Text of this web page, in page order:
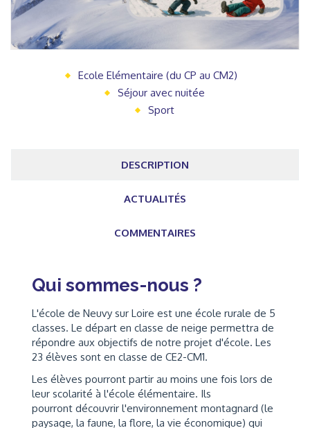
Ecole Elémentaire (du CP au CM2)
Séjour avec nuitée
Sport
DESCRIPTION
ACTUALITÉS
COMMENTAIRES
Qui sommes-nous ?
L'école de Neuvy sur Loire est une école rurale de 5
classes. Le départ en classe de neige permettra de
répondre aux objectifs de notre projet d'école. Les
23 élèves sont en classe de CE2-CM1.
Les élèves pourront partir au moins une fois lors de
leur scolarité à l'école élémentaire. Ils
pourront découvrir l'environnement montagnard (le
paysage, la faune, la flore, la vie économique) qui